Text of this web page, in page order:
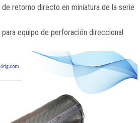
retorno directo en miniatura de la serie
equipo de perforación direccional